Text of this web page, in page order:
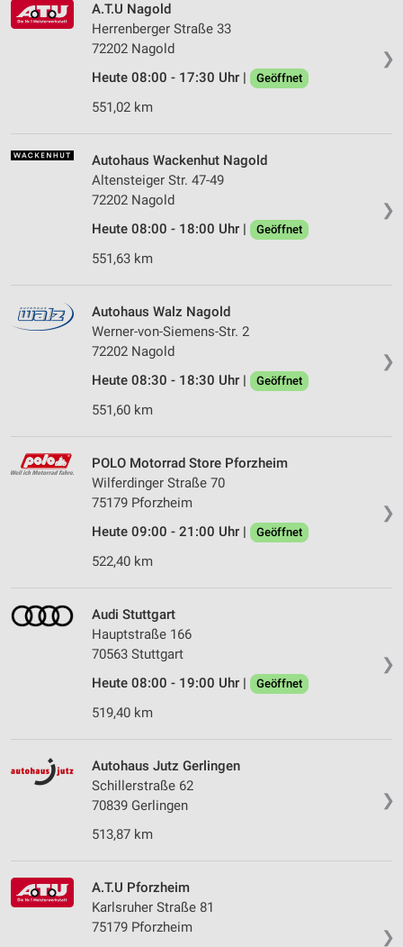
❯
A.T.U Nagold
Herrenberger Straße 33
72202 Nagold
Heute 08:00 - 17:30 Uhr |
Geöffnet
551,02 km
❯
Autohaus Wackenhut Nagold
Altensteiger Str. 47-49
72202 Nagold
Heute 08:00 - 18:00 Uhr |
Geöffnet
551,63 km
❯
Autohaus Walz Nagold
Werner-von-Siemens-Str. 2
72202 Nagold
Heute 08:30 - 18:30 Uhr |
Geöffnet
551,60 km
❯
POLO Motorrad Store Pforzheim
Wilferdinger Straße 70
75179 Pforzheim
Heute 09:00 - 21:00 Uhr |
Geöffnet
522,40 km
❯
Audi Stuttgart
Hauptstraße 166
70563 Stuttgart
Heute 08:00 - 19:00 Uhr |
Geöffnet
519,40 km
❯
Autohaus Jutz Gerlingen
Schillerstraße 62
70839 Gerlingen
513,87 km
❯
A.T.U Pforzheim
Karlsruher Straße 81
75179 Pforzheim